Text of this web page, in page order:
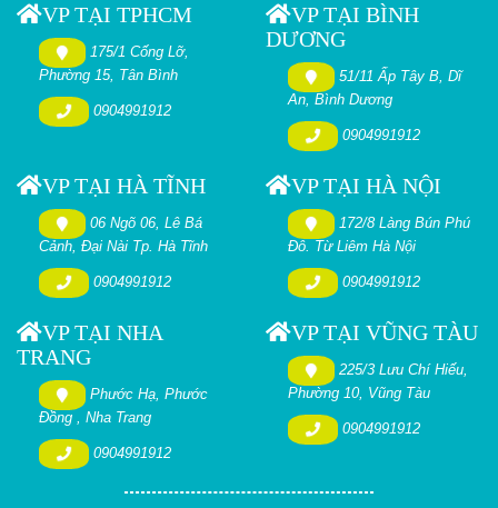
VP TẠI TPHCM
175/1 Cống Lỡ,
Phường 15, Tân Bình
0904991912
VP TẠI BÌNH
DƯƠNG
51/11 Ấp Tây B, Dĩ
An, Bình Dương
0904991912
VP TẠI HÀ TĨNH
06 Ngõ 06, Lê Bá
Cảnh, Đại Nài Tp. Hà Tĩnh
0904991912
VP TẠI HÀ NỘI
172/8 Làng Bún Phú
Đô. Từ Liêm Hà Nội
0904991912
VP TẠI NHA
TRANG
Phước Hạ, Phước
Đồng , Nha Trang
0904991912
VP TẠI VŨNG TÀU
225/3 Lưu Chí Hiếu,
Phường 10, Vũng Tàu
0904991912